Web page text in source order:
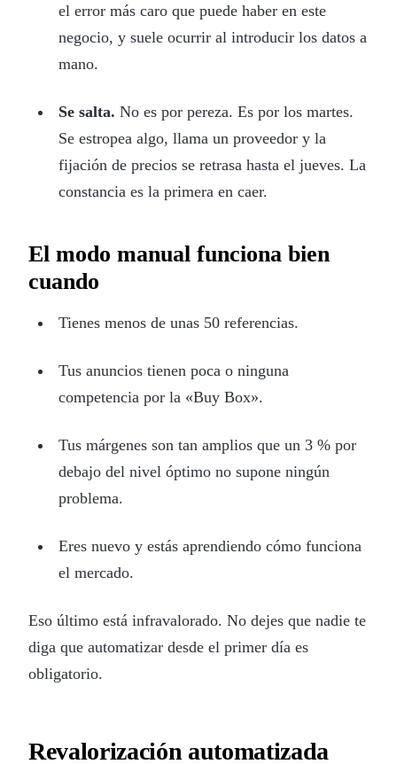
el error más caro que puede haber en este
negocio, y suele ocurrir al introducir los datos a
mano.
Se salta. No es por pereza. Es por los martes.
Se estropea algo, llama un proveedor y la
fijación de precios se retrasa hasta el jueves. La
constancia es la primera en caer.
El modo manual funciona bien
cuando
Tienes menos de unas 50 referencias.
Tus anuncios tienen poca o ninguna
competencia por la «Buy Box».
Tus márgenes son tan amplios que un 3 % por
debajo del nivel óptimo no supone ningún
problema.
Eres nuevo y estás aprendiendo cómo funciona
el mercado.
Eso último está infravalorado. No dejes que nadie te
diga que automatizar desde el primer día es
obligatorio.
Revalorización automatizada